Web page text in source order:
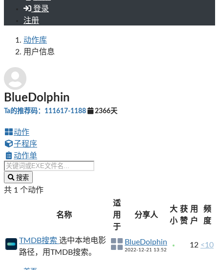
登录
注册
动作库
用户信息
BlueDolphin
Ta的推荐码：111617-1188 2366天
动作
子程序
动作单
搜索
共 1 个动作
名称
适
用
于
分享人
大
小
获
赞
用
户
频
度
TMDB搜索 选中本地电影
路径，用TMDB搜索。
BlueDolphin
2022-12-21 13:52
12 <10